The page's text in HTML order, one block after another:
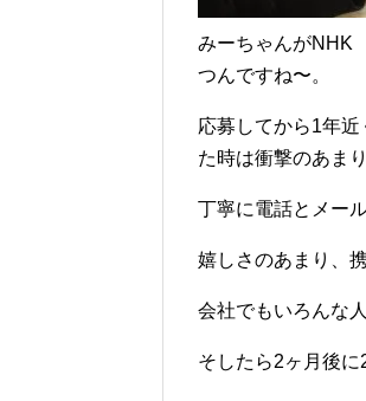
みーちゃんが
つんですね〜。
応募してから1年
た時は衝撃のあま
丁寧に電話とメー
嬉しさのあまり、
会社でもいろんな
そしたら2ヶ月後